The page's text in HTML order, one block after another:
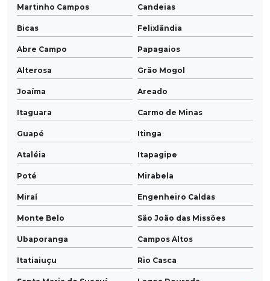
Martinho Campos Candeias
Bicas Felixlândia
Abre Campo Papagaios
Alterosa Grão Mogol
Joaíma Areado
Itaguara Carmo de Minas
Guapé Itinga
Ataléia Itapagipe
Poté Mirabela
Miraí Engenheiro Caldas
Monte Belo São João das Missões
Ubaporanga Campos Altos
Itatiaiuçu Rio Casca